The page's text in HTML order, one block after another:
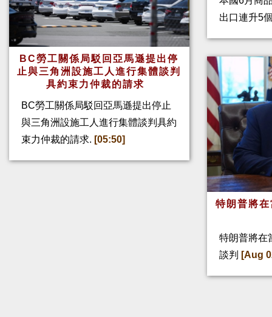
BC勞工關係局駁回亞馬遜提出停
止與三角洲設施工人進行集體談判
具約束力仲裁的請求
BC勞工關係局駁回亞馬遜提出停止
與三角洲設施工人進行集體談判具約
束力仲裁的請求. [05:50]
出口連升5
特朗普將
特朗普將在
談判
[Aug